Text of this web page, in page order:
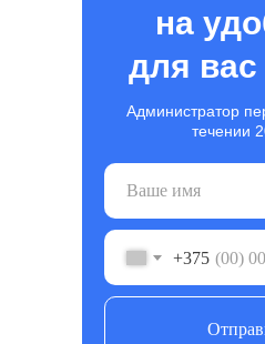
+375
на
для
Администратор
течении